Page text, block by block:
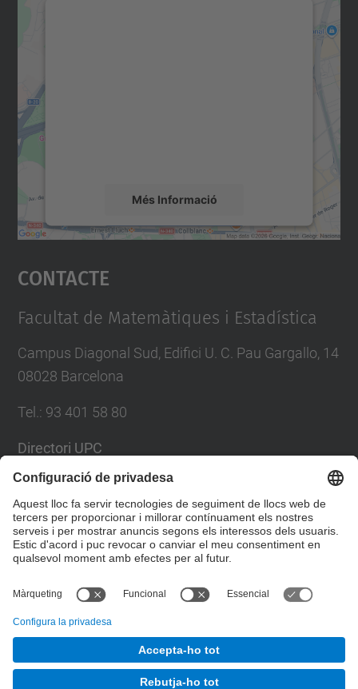
Més Informació
Accepta
powered by
Contacte
Facultat de Matemàtiques i Estadística
Campus Diagonal Sud, Edifici U. C. Pau Gargallo, 14
08028 Barcelona
Tel. : 93 401 58 80
Directori UPC
Formulari de contacte
Llista Xarxes Socials
Facultat de Matemàtiques i Estadí­stica.